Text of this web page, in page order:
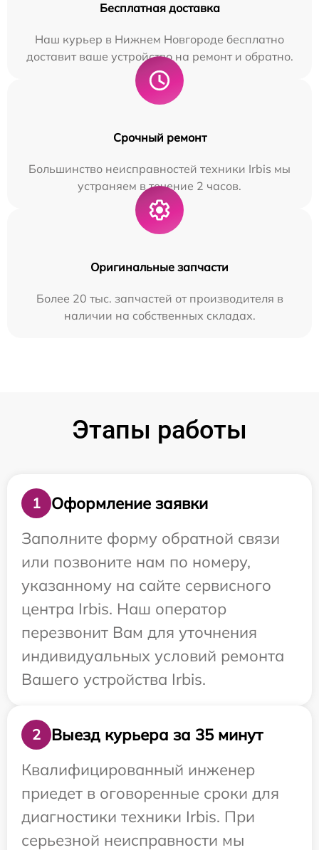
Бесплатная доставка
Наш курьер в Нижнем Новгороде бесплатно
доставит ваше устройство на ремонт и обратно.
Срочный ремонт
Большинство неисправностей техники Irbis мы
устраняем в течение 2 часов.
Оригинальные запчасти
Более 20 тыс. запчастей от производителя в
наличии на собственных складах.
Этапы работы
1
Оформление заявки
Заполните форму обратной связи
или позвоните нам по номеру,
указанному на сайте сервисного
центра Irbis. Наш оператор
перезвонит Вам для уточнения
индивидуальных условий ремонта
Вашего устройства Irbis.
2
Выезд курьера за 35 минут
Квалифицированный инженер
приедет в оговоренные сроки для
диагностики техники Irbis. При
серьезной неисправности мы